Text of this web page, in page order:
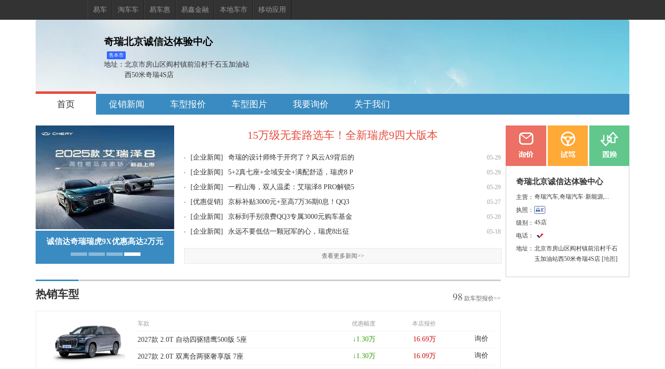
易车 淘车车 易车惠 易鑫金融 本地车市 移动应用
奇瑞北京诚信达体验中心
售本市
地址： 北京市房山区阎村镇前沿村千石玉加油站
西50米奇瑞4S店
首页 促销新闻 车型报价 车型图片 我要询价 关于我们
诚信达奇瑞瑞虎9X优惠高达2万元
15万级无套路选车！全新瑞虎9四大版本
[企业新闻] 奇瑞的设计师终于开窍了？风云A9背后的 05-29
[企业新闻] 5+2真七座+全域安全+满配舒适，瑞虎8 P 05-29
[企业新闻] 一程山海，双人温柔：艾瑞泽8 PRO解锁5 05-29
[优惠促销] 京标补贴3000元+至高7万36期0息！QQ3 05-27
[企业新闻] 京标到手别浪费QQ3专属3000元购车基金 05-20
[企业新闻] 永远不要低估一颗冠军的心，瑞虎8出征 05-18
查看更多新闻>>
热销车型 98 款车型报价>>
车款 优惠幅度 本店报价
2027款 2.0T 自动四驱猎鹰500版 5座 ↓ 1.30万 16.69万 询价
2027款 2.0T 双离合两驱奢享版 7座 ↓ 1.30万 16.09万 询价
试驾
奇瑞北京诚信达体验中心
主营： 奇瑞汽车,奇瑞汽车·新能源,...
执照：
级别： 4S店
电话：
地址： 北京市房山区阎村镇前沿村千石
玉加油站西50米奇瑞4S店 [地图]